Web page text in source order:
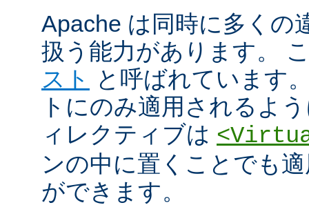
Apache は同時に多くの
扱う能力があります。
スト
と呼ばれています
トにのみ適用されるよ
ィレクティブは
ンの中に置くことでも
ができます。